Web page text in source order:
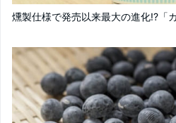
燻製仕様で発売以来最大の進化!?「